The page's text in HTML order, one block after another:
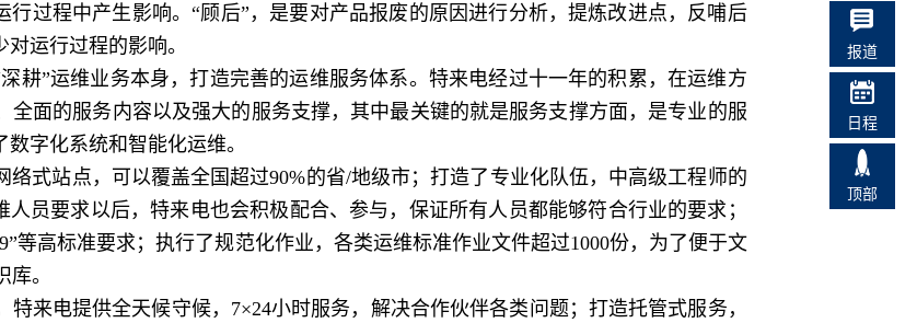
行过程中产生影响。“顾后”，是要对产品报废的原因进行分析，提炼改进点，反哺后
运行过程的影响。
”运维业务本身，打造完善的运维服务体系。特来电经过十一年的积累，在运维方
全面的服务内容以及强大的服务支撑，其中最关键的就是服务支撑方面，是专业的服
字化系统和智能化运维。
站点，可以覆盖全国超过90%的省/地级市；打造了专业化队伍，中高级工程师的
员要求以后，特来电也会积极配合、参与，保证所有人员都能够符合行业的要求；
等高标准要求；执行了规范化作业，各类运维标准作业文件超过1000份，为了便于文
。
电提供全天候守候，7×24小时服务，解决合作伙伴各类问题；打造托管式服务，
报道
日程
顶部